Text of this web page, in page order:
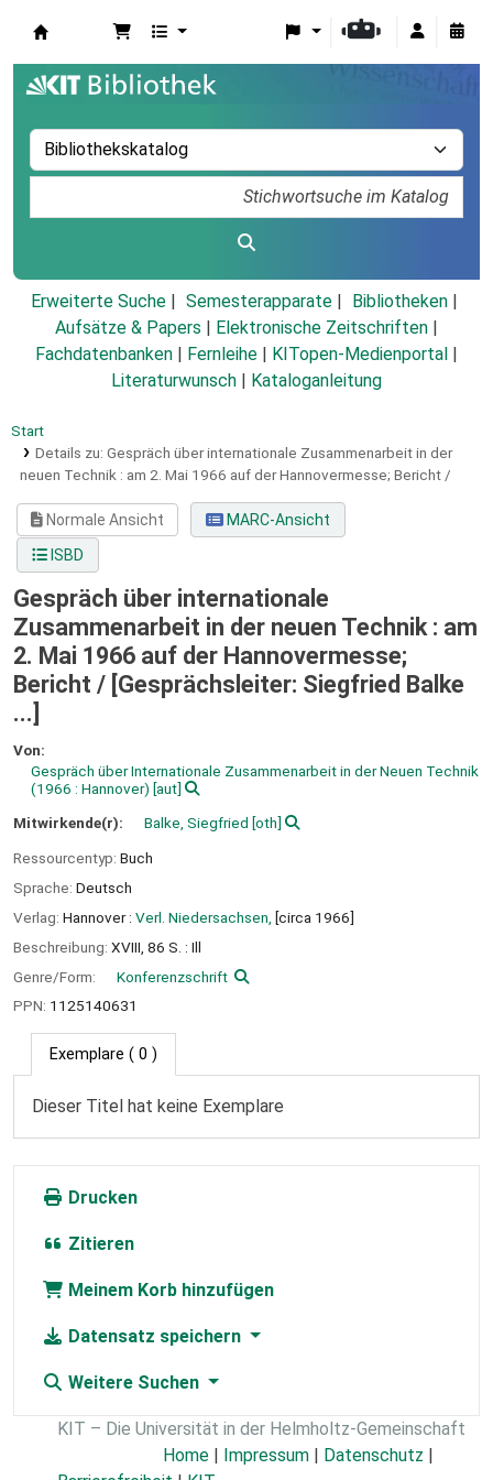
Erweiterte Suche Semesterapparate
Bibliotheken
Aufsätze & Papers
Elektronische Zeitschriften
Fachdatenbanken
Fernleihe KITopen-Medienportal
Literaturwunsch
Kataloganleitung
Start
Details zu: Gespräch über internationale Zusammenarbeit in der
neuen Technik : am 2. Mai 1966 auf der Hannovermesse; Bericht /
Normale Ansicht
MARC-Ansicht
ISBD
Gespräch über internationale
Zusammenarbeit in der neuen Technik : am
2. Mai 1966 auf der Hannovermesse;
Bericht / [Gesprächsleiter: Siegfried Balke
...]
Von:
Gespräch über Internationale Zusammenarbeit in der Neuen Technik
(1966 : Hannover) [aut]
Mitwirkende(r):
Balke, Siegfried [oth]
Ressourcentyp: Buch
Sprache: Deutsch
Verlag: Hannover : Verl. Niedersachsen, [circa 1966]
Beschreibung: XVIII, 86 S. : Ill
Genre/Form:
Konferenzschrift
PPN: 1125140631
Exemplare ( 0 )
Dieser Titel hat keine Exemplare
Drucken
Zitieren
Meinem Korb hinzufügen
Datensatz speichern
Weitere Suchen
KIT – Die Universität in der Helmholtz-Gemeinschaft
Home | Impressum | Datenschutz |